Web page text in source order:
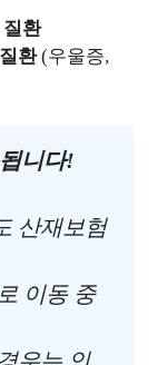
환
환(우울증,
니다!
산재보험
이동 중